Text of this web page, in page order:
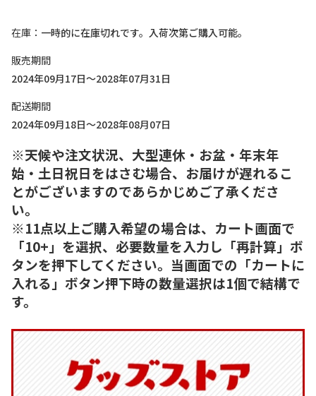
在庫
一時的に在庫切れです。入荷次第ご購入可能。
販売期間
2024年09月17日～2028年07月31日
配送期間
2024年09月18日～2028年08月07日
※天候や注文状況、大型連休・お盆・年末年
始・土日祝日をはさむ場合、お届けが遅れるこ
とがございますのであらかじめご了承くださ
い。
※11点以上ご購入希望の場合は、カート画面で
「10+」を選択、必要数量を入力し「再計算」ボ
タンを押下してください。当画面での「カートに
入れる」ボタン押下時の数量選択は1個で結構で
す。